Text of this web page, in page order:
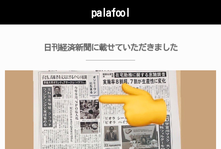
palafool
日刊経済新聞に載せていただきました